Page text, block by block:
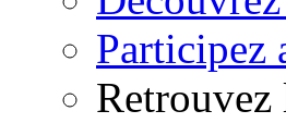
Participez
Retrouvez